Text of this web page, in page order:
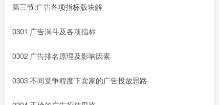
第三节:广告各项指标版块解
0301 广告洞斗及各项指标
0302 广告排名原理及影响因素
0303 不间竟争程度下卖家的广告投放思路